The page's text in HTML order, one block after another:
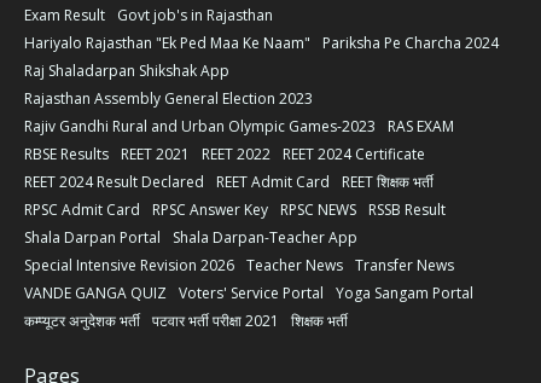
Exam Result
Govt job's in Rajasthan
Hariyalo Rajasthan "Ek Ped Maa Ke Naam"
Pariksha Pe Charcha 2024
Raj Shaladarpan Shikshak App
Rajasthan Assembly General Election 2023
Rajiv Gandhi Rural and Urban Olympic Games-2023
RAS EXAM
RBSE Results
REET 2021 REET 2022
REET 2024 Certificate
REET 2024 Result Declared
REET Admit Card
REET शिक्षक भर्ती
RPSC Admit Card
RPSC Answer Key RPSC NEWS
RSSB Result
Shala Darpan Portal
Shala Darpan-Teacher App
Special Intensive Revision 2026 Teacher News Transfer News
VANDE GANGA QUIZ Voters' Service Portal
Yoga Sangam Portal
कम्प्यूटर अनुदेशक भर्ती पटवार भर्ती परीक्षा 2021 शिक्षक भर्ती
Pages